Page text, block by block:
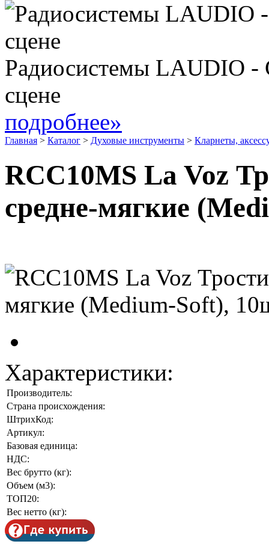
Радиосистемы LAUDIO -
сцене
подробнее»
Главная > Каталог > Духовые инструменты > Кларнеты,
RCC10MS La Voz
средне-мягкие
Характеристики:
Производитель:
Страна происхождения:
ШтрихКод:
Артикул:
Базовая единица:
НДС:
Вес брутто (кг):
Объем (м3):
ТОП20:
Вес нетто (кг):